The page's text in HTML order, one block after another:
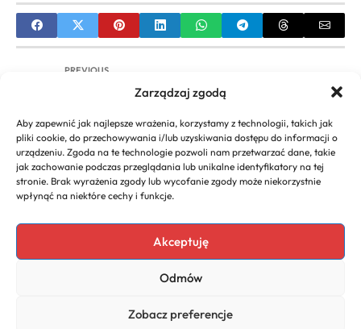
Zarządzaj zgodą
Aby zapewnić jak najlepsze wrażenia, korzystamy z technologii, takich jak
pliki cookie, do przechowywania i/lub uzyskiwania dostępu do informacji o
urządzeniu. Zgoda na te technologie pozwoli nam przetwarzać dane, takie
jak zachowanie podczas przeglądania lub unikalne identyfikatory na tej
stronie. Brak wyrażenia zgody lub wycofanie zgody może niekorzystnie
wpłynąć na niektóre cechy i funkcje.
Akceptuję
Odmów
Zobacz preferencje
PREVIOUS
Salon fryzjerski Ruda Śląska: Wybierz Idealne
NEXT
Modne Cieniowanie Długich Włosów: Trendy,
Techniki i Inspiracje | Przewodnik
Copyright 2026. All rights